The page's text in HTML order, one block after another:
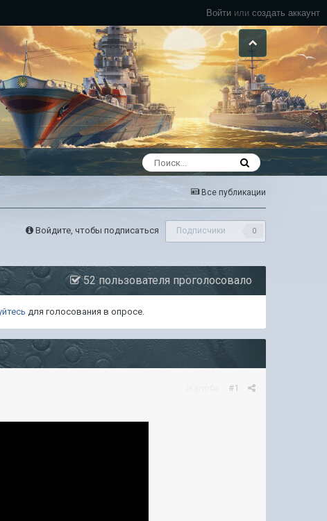
Войти или создать аккаунт
Все публикации
Войдите, чтобы подписаться Подписчики 0
52 пользователя проголосовало
для голосования в опросе.
#1